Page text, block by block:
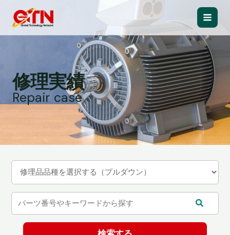
Main
修理実績
Repair case